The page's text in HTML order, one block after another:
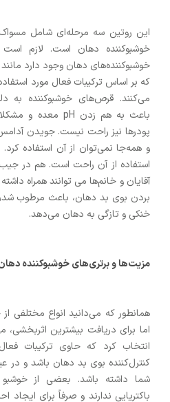
این روتین سه مرحله‌ای شامل مسواک
خوشبوکننده دهان است. لازم است
خوشبوکننده‌های دهان وجود دارد
که بر اساس ترکیبات فعال مورد
می‌کنند. قرص‌های خوشبوکننده به
پودرها نیز راحت نیست. جویدن
و همه‌جا نمی‌توان از آن استفاده
استفاده از آن راحت است. هم در
آقایان و خانم‌ها می توانند همراه
بردن بوی بد دهان، باعث مرطوب
خنکی و تازگی به دهان می‌دهد.
مزیت‌ها و برتری‌های خوشبوکننده
همانطور که می‌دانید انواع مختلفی
اما برای دریافت بیشترین اثربخشی،
انتخاب کرد که حاوی ترکیبات
کنترل‌کننده بوی بد دهان باشد و در
شما داشته باشد. بعضی از
باکتریایی ندارند و صرفاً برای